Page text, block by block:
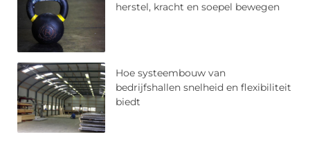
herstel, kracht en soepel bewegen
Hoe systeembouw van
bedrijfshallen snelheid en flexibiliteit
biedt